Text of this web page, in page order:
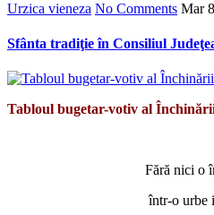
Urzica vieneza No Comments Mar 8
Sfânta tradiţie în Consiliul
Tabloul bugetar-votiv al
Fără nici o
într-o urbe